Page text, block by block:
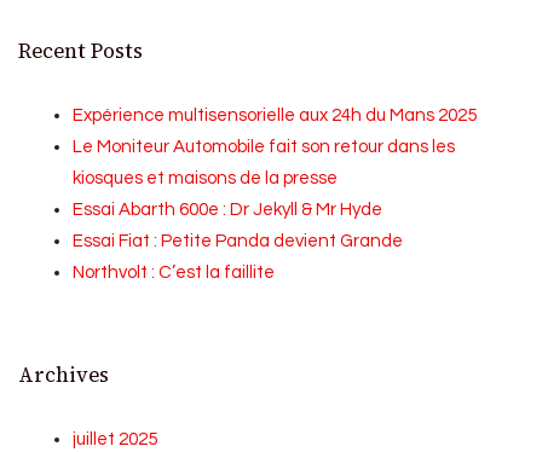
Recent Posts
Expérience multisensorielle aux 24h du Mans 2025
Le Moniteur Automobile fait son retour dans les
kiosques et maisons de la presse
Essai Abarth 600e : Dr Jekyll & Mr Hyde
Essai Fiat : Petite Panda devient Grande
Northvolt : C’est la faillite
Archives
juillet 2025